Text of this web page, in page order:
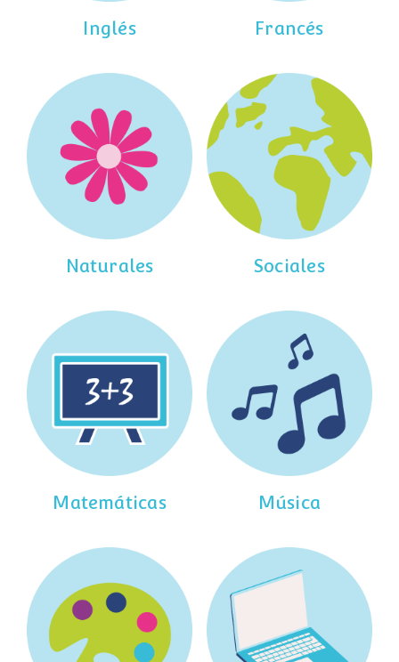
Inglés Francés
Naturales Sociales
Matemáticas Música